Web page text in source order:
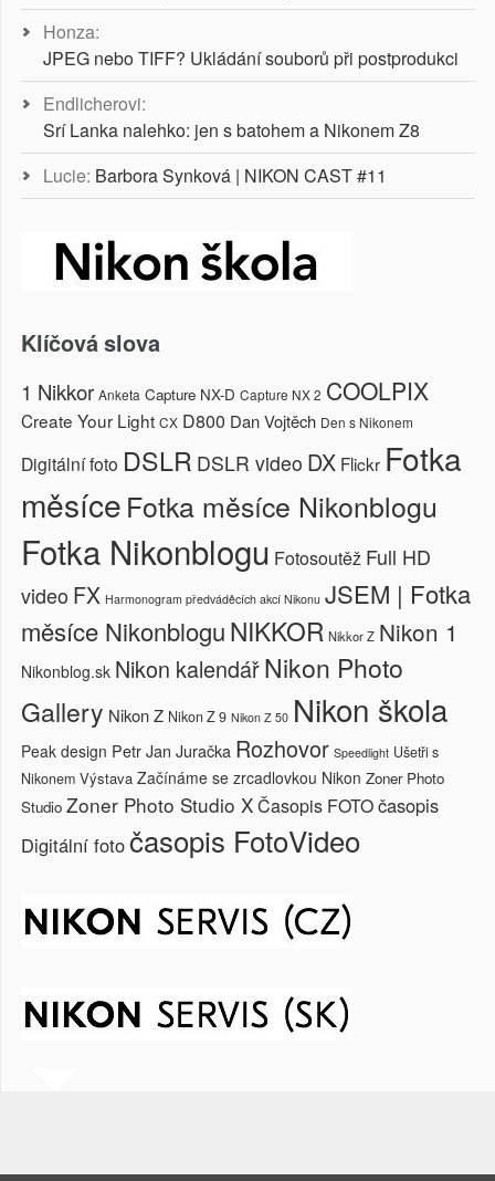
Honza:
JPEG nebo TIFF? Ukládání souborů při postprodukci
Endlicherovi:
Srí Lanka nalehko: jen s batohem a Nikonem Z8
Lucie: Barbora Synková | NIKON CAST #11
Klíčová slova
1 Nikkor Anketa Capture NX-D Capture NX 2 COOLPIX
Create Your Light CX D800 Dan Vojtěch Den s Nikonem
Digitální foto DSLR DSLR video DX Flickr Fotka
měsíceFotka měsíce Nikonblogu
Fotka Nikonblogu Fotosoutěž Full HD
video FX Harmonogram předváděcích akcí Nikonu JSEM | Fotka
měsíce NikonbloguNIKKOR Nikkor Z Nikon 1
Nikonblog.sk Nikon kalendářNikon Photo
Gallery Nikon Z Nikon Z 9 Nikon Z 50 Nikon škola
Peak design Petr Jan Juračka Rozhovor Speedlight Ušetři s
Nikonem Výstava Začínáme se zrcadlovkou Nikon Zoner Photo
Studio Zoner Photo Studio XČasopis FOTOčasopis
Digitální fotočasopis FotoVideo